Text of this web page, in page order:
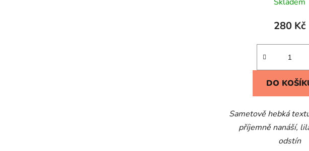
280 Kč
DO
Sametově hebká
příjemně nanáší,
odstín